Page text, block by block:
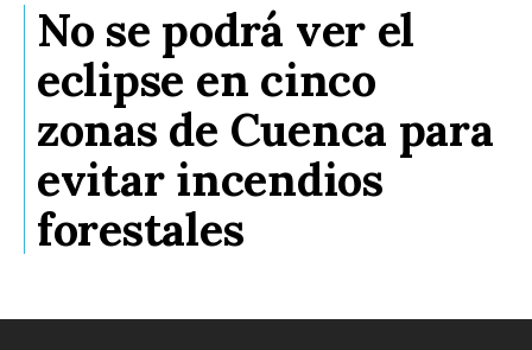
No se podrá ver el
eclipse en cinco
zonas de Cuenca para
evitar incendios
forestales